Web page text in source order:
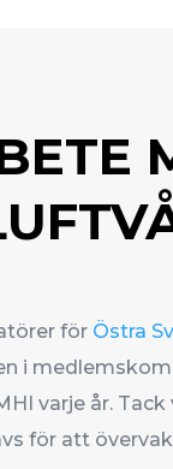
för Östra
i
varje år.
för att